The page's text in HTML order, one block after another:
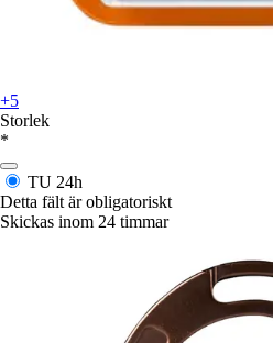
+5
Storlek
*
TU 24h
Detta fält är obligatoriskt
Skickas inom 24 timmar